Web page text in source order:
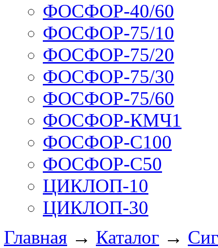
ФОСФОР-40/60
ФОСФОР-75/10
ФОСФОР-75/20
ФОСФОР-75/30
ФОСФОР-75/60
ФОСФОР-КМЧ1
ФОСФОР-С100
ФОСФОР-С50
ЦИКЛОП-10
ЦИКЛОП-30
Главная → Каталог →